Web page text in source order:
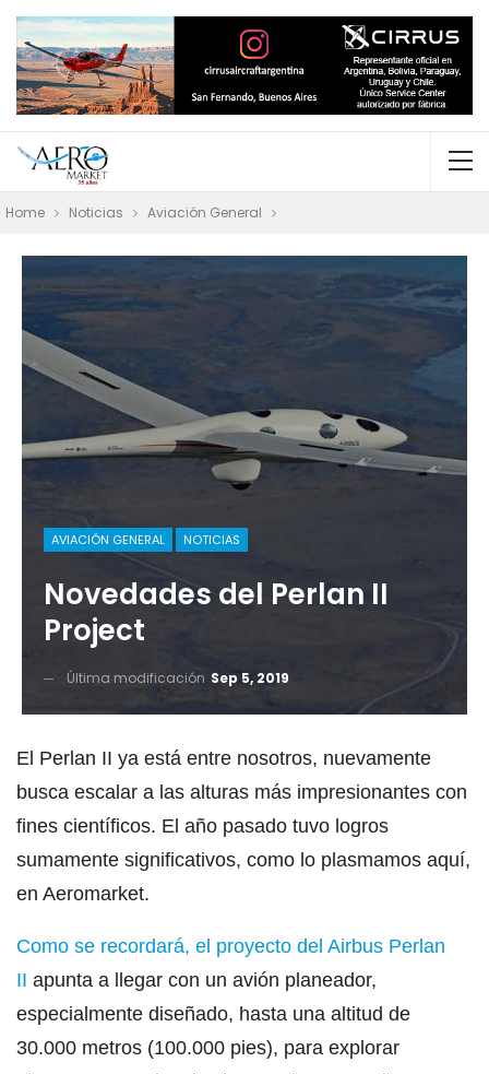
Home Noticias Aviación General
AVIACIÓN GENERAL NOTICIAS
Novedades del Perlan II
Project
Última modificación Sep 5, 2019
El Perlan II ya está entre nosotros, nuevamente
busca escalar a las alturas más impresionantes con
fines científicos. El año pasado tuvo logros
sumamente significativos, como lo plasmamos aquí,
en Aeromarket.
Como se recordará, el proyecto del Airbus Perlan
II apunta a llegar con un avión planeador,
especialmente diseñado, hasta una altitud de
30.000 metros (100.000 pies), para explorar